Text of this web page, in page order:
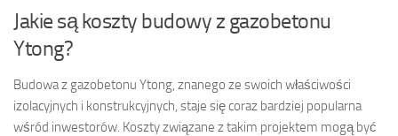
Jakie są koszty budowy z gazobetonu
Ytong?
Budowa z gazobetonu Ytong, znanego ze swoich właściwości
izolacyjnych i konstrukcyjnych, staje się coraz bardziej popularna
wśród inwestorów. Koszty związane z takim projektem mogą być